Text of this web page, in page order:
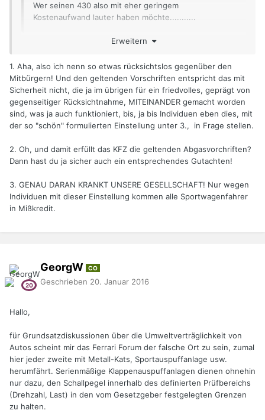
Wer seinen 430 also mit eher geringem
Kostenaufwand lauter haben möchte...........
2. erst war es geplant die Kats zu entfernen, nun sind
noch Vorkats im Krümmer die der Scuderia ab Werk nicht
hat. Die Schadstoff-Grenzwerte werden also eingehalten.
3. Ich denke wer solch ein Fahrzeug fährt, sollte sich über
Lärmbelästigung keine Gedanken machen,
Erweitern
1. Aha, also ich nenn so etwas rücksichtslos gegenüber den
Mitbürgern! Und den geltenden Vorschriften entspricht das mit
Sicherheit nicht, die ja im übrigen für ein friedvolles, geprägt von
gegenseitiger Rücksichtnahme, MITEINANDER gemacht worden
sind, was ja auch funktioniert, bis, ja bis Individuen eben dies, mit
der so "schön" formulierten Einstellung unter 3., in Frage stellen.
2. Oh, und damit erfüllt das KFZ die geltenden Abgasvorchriften?
Dann hast du ja sicher auch ein entsprechendes Gutachten!
3. GENAU DARAN KRANKT UNSERE GESELLSCHAFT! Nur wegen
Individuen mit dieser Einstellung kommen alle Sportwagenfahrer
in Mißkredit.
GeorgW CO
Geschrieben 20. Januar 2016
Hallo,
für Grundsatzdiskussionen über die Umweltverträglichkeit von
Autos scheint mir das Ferrari Forum der falsche Ort zu sein, zumal
hier jeder zweite mit Metall-Kats, Sportauspuffanlage usw.
herumfährt. Serienmäßige Klappenauspuffanlagen dienen ohnehin
nur dazu, den Schallpegel innerhalb des definierten Prüfbereichs
(Drehzahl, Last) in den vom Gesetzgeber festgelegten Grenzen
zu halten.